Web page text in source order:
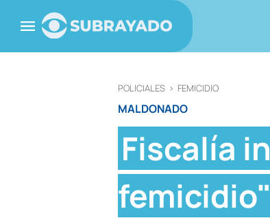
POLICIALES > FEMICIDIO
MALDONADO
Fiscalía